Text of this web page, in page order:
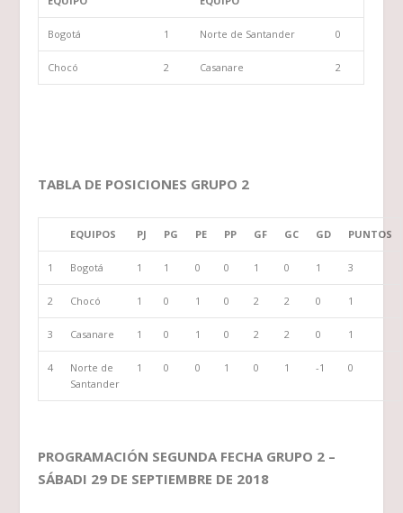
Bogotá 1 Norte de Santander 0
Chocó 2 Casanare 2
TABLA DE POSICIONES GRUPO 2
EQUIPOS PJ PG PE PP GF GC GD PUNTOS
1 Bogotá 1 1 0 0 1 0 1 3
2 Chocó 1 0 1 0 2 2 0 1
3 Casanare 1 0 1 0 2 2 0 1
4
Norte de
Santander
1 0 0 1 0 1 -1 0
PROGRAMACIÓN SEGUNDA FECHA GRUPO 2 –
SÁBADI 29 DE SEPTIEMBRE DE 2018